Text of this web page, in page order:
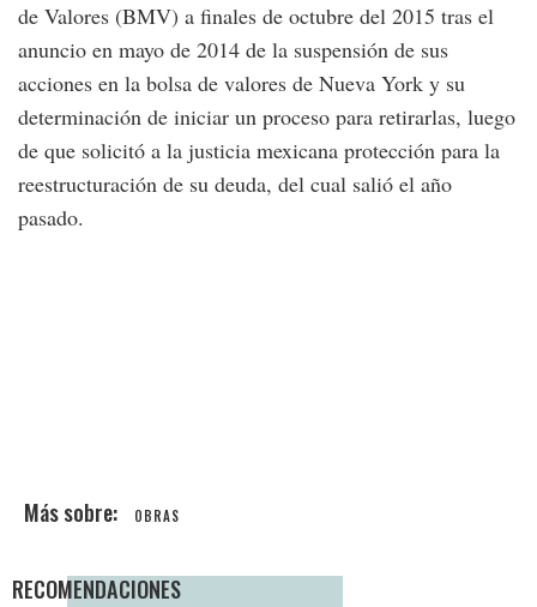
de Valores (BMV) a finales de octubre del 2015 tras el
anuncio en mayo de 2014 de la suspensión de sus
acciones en la bolsa de valores de Nueva York y su
determinación de iniciar un proceso para retirarlas, luego
de que solicitó a la justicia mexicana protección para la
reestructuración de su deuda, del cual salió el año
pasado.
OBRAS
RECOMENDACIONES